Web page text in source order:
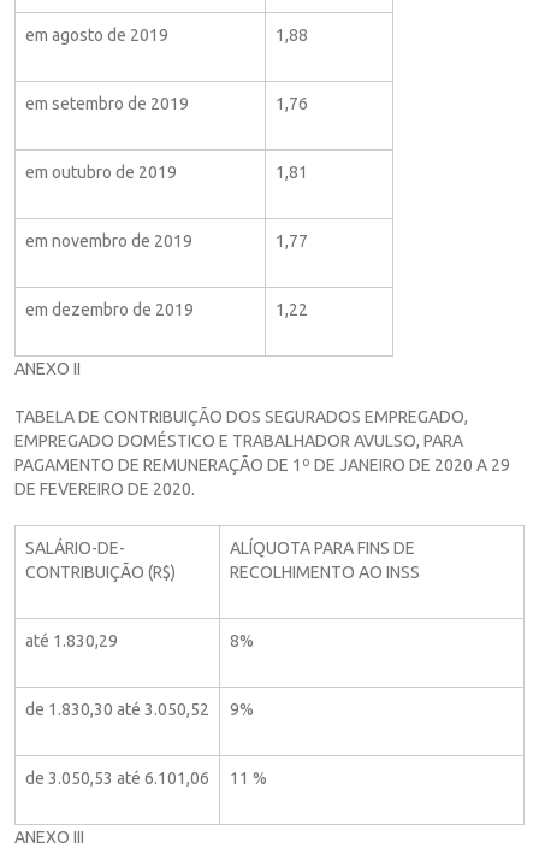
em agosto de 2019 1,88
em setembro de 2019 1,76
em outubro de 2019 1,81
em novembro de 2019 1,77
em dezembro de 2019 1,22
ANEXO II
TABELA DE CONTRIBUIÇÃO DOS SEGURADOS EMPREGADO,
EMPREGADO DOMÉSTICO E TRABALHADOR AVULSO, PARA
PAGAMENTO DE REMUNERAÇÃO DE 1º DE JANEIRO DE 2020 A 29
DE FEVEREIRO DE 2020.
SALÁRIO-DE-
CONTRIBUIÇÃO (R$)
ALÍQUOTA PARA FINS DE
RECOLHIMENTO AO INSS
até 1.830,29 8%
de 1.830,30 até 3.050,52 9%
de 3.050,53 até 6.101,06 11 %
ANEXO III